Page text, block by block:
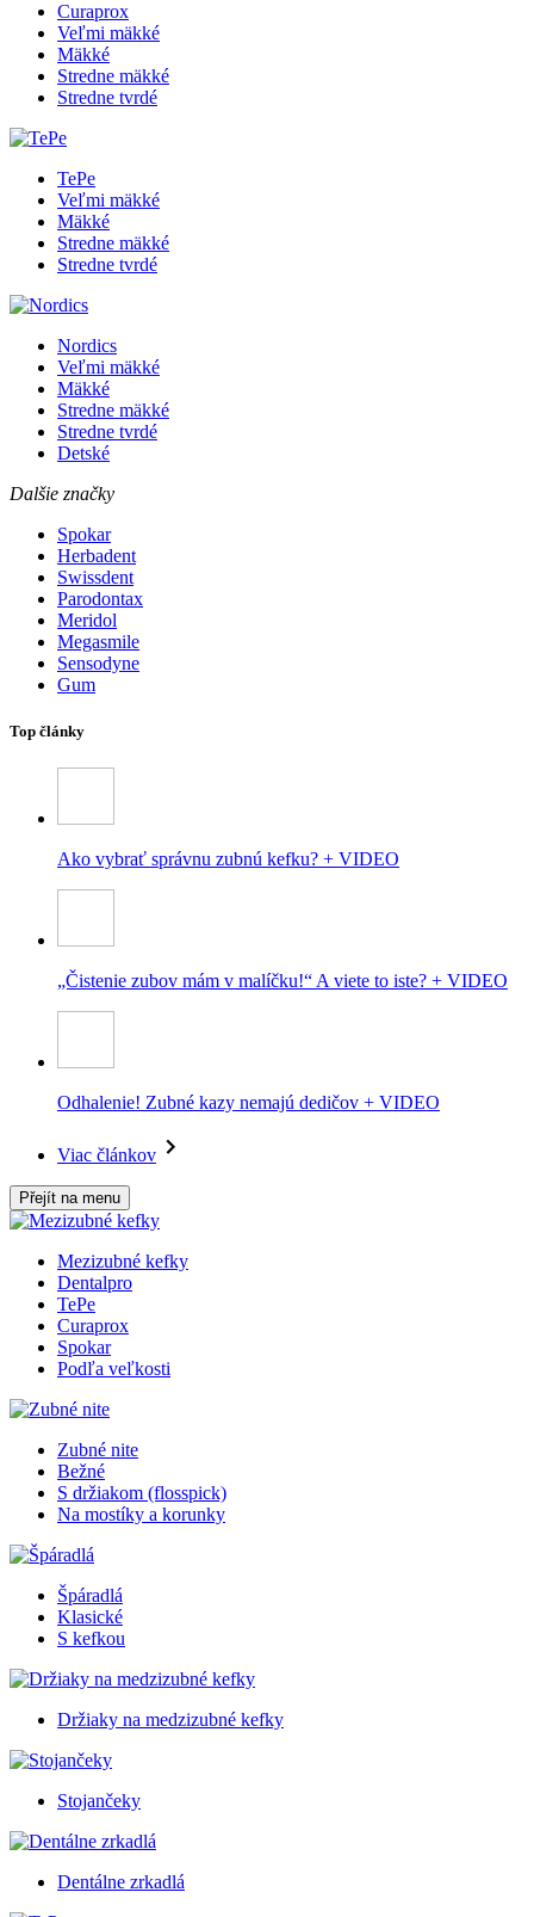
Curaprox
Veľmi mäkké
Mäkké
Stredne mäkké
Stredne tvrdé
TePe
Veľmi mäkké
Mäkké
Stredne mäkké
Stredne tvrdé
Nordics
Veľmi mäkké
Mäkké
Stredne mäkké
Stredne tvrdé
Detské
Dalšie značky
Spokar
Herbadent
Swissdent
Parodontax
Meridol
Megasmile
Sensodyne
Gum
Top články
Ako vybrať správnu zubnú kefku? + VIDEO
„Čistenie zubov mám v malíčku!“ A viete to iste? + VIDEO
Odhalenie! Zubné kazy nemajú dedičov + VIDEO
Viac článkov
Přejít na menu
Mezizubné kefky
Dentalpro
TePe
Curaprox
Spokar
Podľa veľkosti
Zubné nite
Bežné
S držiakom (flosspick)
Na mostíky a korunky
Špáradlá
Klasické
S kefkou
Držiaky na medzizubné kefky
Stojančeky
Dentálne zrkadlá